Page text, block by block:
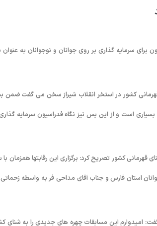
برای سرمایه گذاری بر روی جوانان و نوجوانان به
کشور در استخر انقلاب شیراز سخن می گفت ضمن
و دلگرمی بسیاری است و از این پس نیز نگاه فدراسیون سرمایه
قهرمانی کشور تصریح کرد: برگزاری این رقابتها همزمان
استان فارس و جناب آقای مداحی فر به واسطه
امیدوارم این مسابقات چهره های جدیدی را به شنای